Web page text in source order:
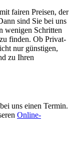
fairen Preisen, der
sind Sie bei uns
wenigen Schritten
finden. Ob Privat-
nur günstigen,
zu Ihren
uns einen Termin.
Online-